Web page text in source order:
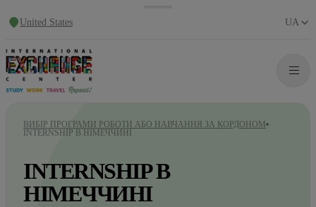
United States UA
ВИБІР ПРОГРАМИ РОБОТИ АБО НАВЧАННЯ ЗА КОРДОНОМ
INTERNSHIP В НІМЕЧЧИНІ
INTERNSHIP В
НІМЕЧЧИНІ